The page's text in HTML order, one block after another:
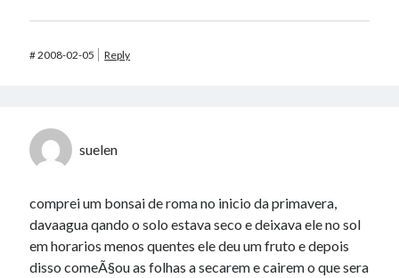
#2008-02-05 Reply
suelen
comprei um bonsai de roma no inicio da primavera,
davaagua qando o solo estava seco e deixava ele no sol
em horarios menos quentes ele deu um fruto e depois
disso comeÃ§ou as folhas a secarem e cairem o que sera